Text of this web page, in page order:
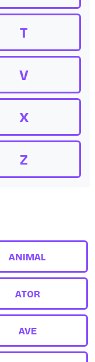
T
V
X
Z
ANIMAL
ATOR
AVE